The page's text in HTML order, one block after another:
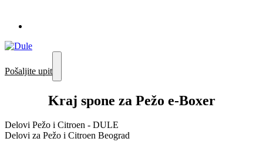
Pošaljite upit
Kraj spone za Pežo e-Boxer
Delovi Pežo i Citroen - DULE
Delovi za Pežo i Citroen Beograd